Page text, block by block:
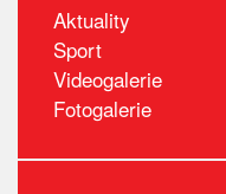
Aktuality
Sport
Videogalerie
Fotogalerie